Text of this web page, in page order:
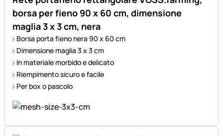
borsa per fieno 90 x 60 cm, dimensione
maglia 3 x 3 cm, nera
Borsa porta fieno nera 90 x 60 cm
Dimensione maglia 3 x 3 cm
In materiale morbido e delicato
Riempimento sicuro e facile
Per box o pascolo